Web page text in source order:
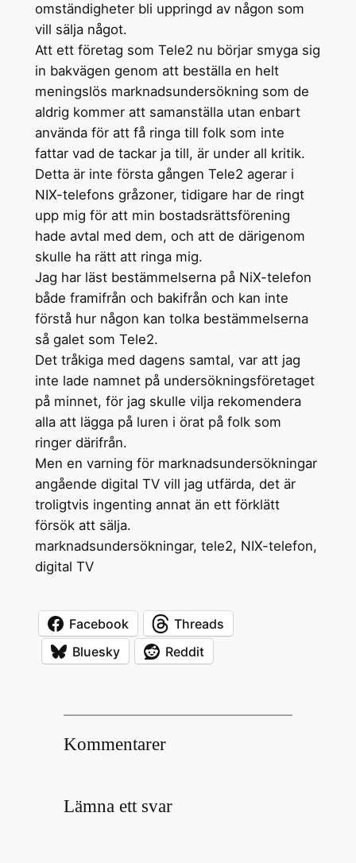
omständigheter bli uppringd av någon som
vill sälja något.
Att ett företag som Tele2 nu börjar smyga sig
in bakvägen genom att beställa en helt
meningslös marknadsundersökning som de
aldrig kommer att samanställa utan enbart
använda för att få ringa till folk som inte
fattar vad de tackar ja till, är under all kritik.
Detta är inte första gången Tele2 agerar i
NIX-telefons gråzoner, tidigare har de ringt
upp mig för att min bostadsrättsförening
hade avtal med dem, och att de därigenom
skulle ha rätt att ringa mig.
Jag har läst bestämmelserna på NiX-telefon
både framifrån och bakifrån och kan inte
förstå hur någon kan tolka bestämmelserna
så galet som Tele2.
Det tråkiga med dagens samtal, var att jag
inte lade namnet på undersökningsföretaget
på minnet, för jag skulle vilja rekomendera
alla att lägga på luren i örat på folk som
ringer därifrån.
Men en varning för marknadsundersökningar
angående digital TV vill jag utfärda, det är
troligtvis ingenting annat än ett förklätt
försök att sälja.
marknadsundersökningar, tele2, NIX-telefon,
digital TV
Facebook
Threads
Bluesky
Reddit
Kommentarer
Lämna ett svar